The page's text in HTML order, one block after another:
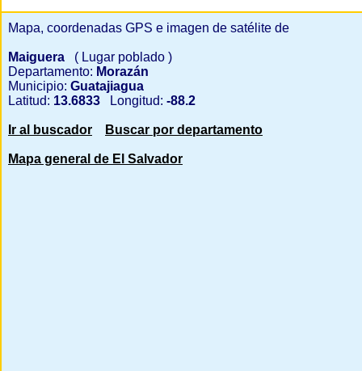
Mapa, coordenadas GPS e imagen de satélite de
Maiguera
( Lugar poblado )
Departamento: Morazán
Municipio: Guatajiagua
Latitud: 13.6833 Longitud: -88.2
Ir al buscador Buscar por departamento
Mapa general de El Salvador